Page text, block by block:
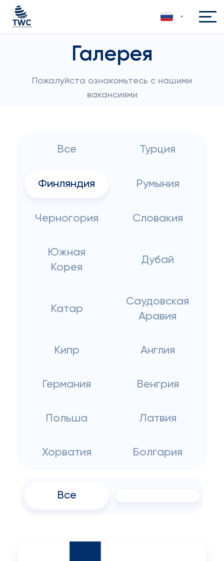
Галерея
Пожалуйста ознакомьтесь с нашими
вакансиями
Все Турция
Финляндия Румыния
Черногория Словакия
Южная
Корея
Дубай
Катар
Саудовская
Аравия
Кипр Англия
Германия Венгрия
Польша Латвия
Хорватия Болгария
Все